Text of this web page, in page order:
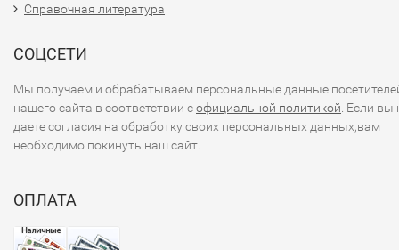
Справочная литература
СОЦСЕТИ
Мы получаем и обрабатываем персональные данные
нашего сайта в соответствии софициальной политикой. Если вы
даете согласия на обработку своих персональных данных,вам
необходимо покинуть наш сайт.
ОПЛАТА